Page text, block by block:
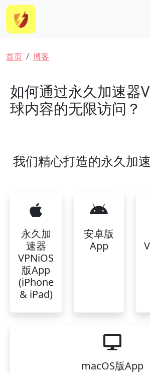
跳转到主要内容
面包屑
首页 博客
如何通过永久加速器
球内容的无限访问？
我们精心打造的永久加
永久加
速器
VPNiOS
版App
(iPhone
& iPad)
安卓版
App
macOS版App